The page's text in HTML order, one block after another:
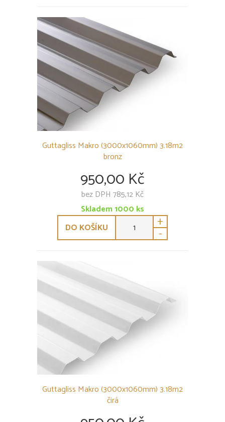
Guttagliss Makro (3000x1060mm) 3.18m2
bronz
950,00 Kč
bez DPH 785,12 Kč
Skladem1000 ks
DO KOŠÍKU
+
-
Guttagliss Makro (3000x1060mm) 3.18m2
čirá